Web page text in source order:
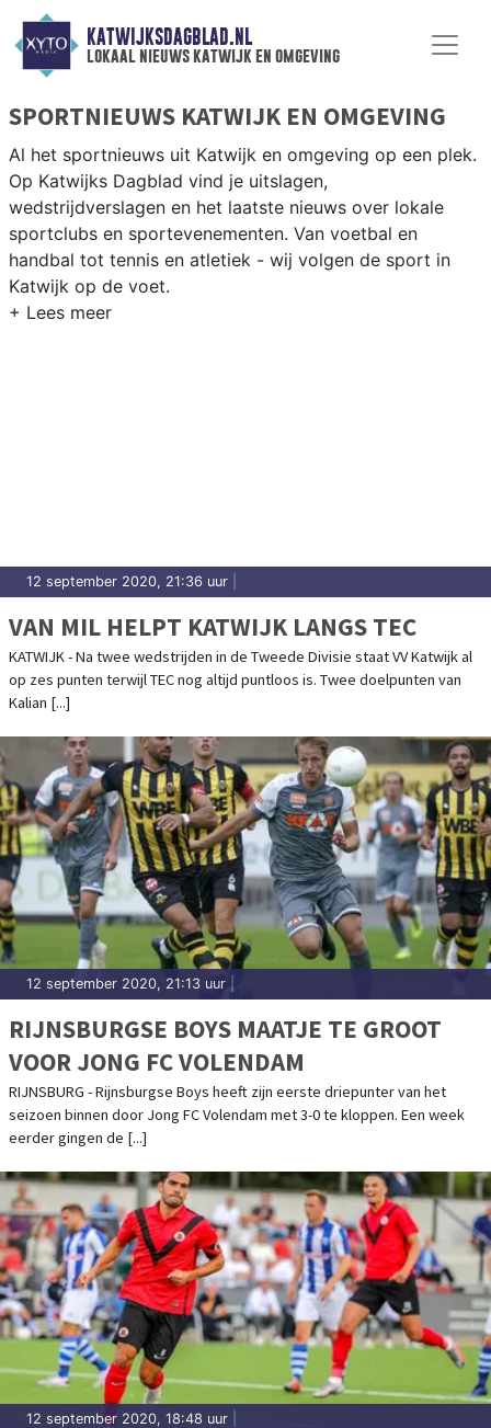
KATWIJKSDAGBLAD.NL
lokaal nieuws katwijk en omgeving
SPORTNIEUWS KATWIJK EN OMGEVING
Al het sportnieuws uit Katwijk en omgeving op een plek.
Op Katwijks Dagblad vind je uitslagen,
wedstrijdverslagen en het laatste nieuws over lokale
sportclubs en sportevenementen. Van voetbal en
handbal tot tennis en atletiek - wij volgen de sport in
Katwijk op de voet.
12 september 2020, 21:36 uur
VAN MIL HELPT KATWIJK LANGS TEC
KATWIJK - Na twee wedstrijden in de Tweede Divisie staat VV Katwijk al
op zes punten terwijl TEC nog altijd puntloos is. Twee doelpunten van
Kalian [...]
12 september 2020, 21:13 uur
RIJNSBURGSE BOYS MAATJE TE GROOT
VOOR JONG FC VOLENDAM
RIJNSBURG - Rijnsburgse Boys heeft zijn eerste driepunter van het
seizoen binnen door Jong FC Volendam met 3-0 te kloppen. Een week
eerder gingen de [...]
12 september 2020, 18:48 uur